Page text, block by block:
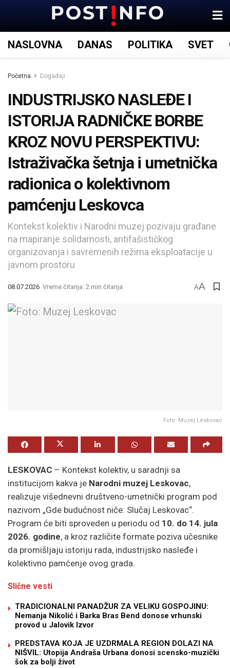
NASLOVNA DANAS POLITIKA SVET
Početna Događaji
INDUSTRIJSKO NASLEĐE I
ISTORIJA RADNIČKE BORBE
KROZ NOVU PERSPEKTIVU:
Istraživačka šetnja i umetnička
radionica o kolektivnom
pamćenju Leskovca
Kontekst kolektiv i Narodni muzej pozivaju građane
na mapiranje solidarnosti, antifašističkog
organizovanja i savremenih režima eksploatacije u
javnom prostoru
08.07.2026 Vreme čitanja: 2 min čitanja AA
Foto: Muzej Leskovac
LESKOVAC – Kontekst kolektiv, u saradnji sa
institucijom kakva je Narodni muzej Leskovac,
realizuje višednevni društveno-umetnički program pod
nazivom „Gde budućnost niče: Slučaj Leskovac“.
Program će biti sproveden u periodu od 10. do 14. jula
2026. godine, a kroz različite formate poziva učesnike
da promišljaju istoriju rada, industrijsko nasleđe i
kolektivno pamćenje ovog grada.
Slične vesti
TRADICIONALNI PANADŽUR ZA VELIKU GOSPOJINU:
Nemanja Nikolić i Barka Bras Bend donose vrhunski
provod u Jalovik Izvor
PREDSTAVA KOJA JE UZDRMALA REGION DOLAZI NA
NIŠVIL: Utopija Andraša Urbana donosi scensko-muzički
šok za bolji život